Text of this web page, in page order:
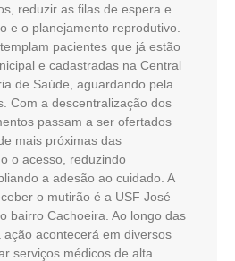
reduzir as filas de espera e
e o planejamento reprodutivo.
pacientes que já estão
e cadastradas na Central
de Saúde, aguardando pela
Com a descentralização dos
passam a ser ofertados
mais próximas das
o acesso, reduzindo
a adesão ao cuidado. A
o mutirão é a USF José
bairro Cachoeira. Ao longo das
acontecerá em diversos
serviços médicos de alta